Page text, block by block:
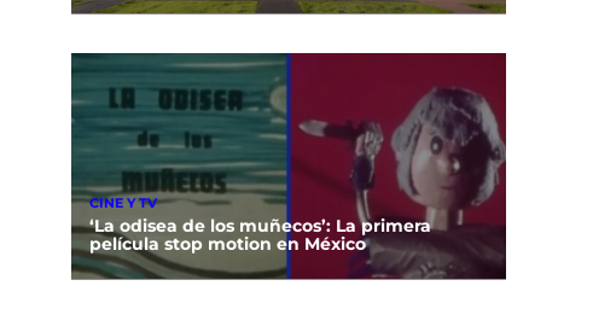
CINE Y TV
‘La odisea de los muñecos’: La primera
película stop motion en México